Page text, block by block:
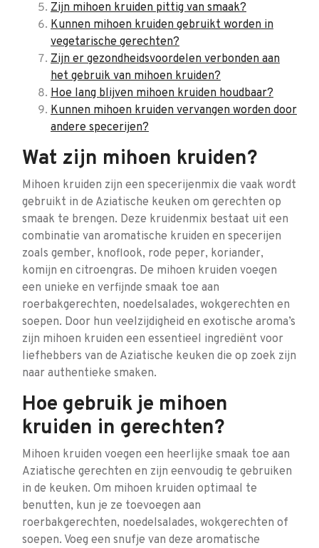
Zijn mihoen kruiden pittig van smaak?
Kunnen mihoen kruiden gebruikt worden in
vegetarische gerechten?
Zijn er gezondheidsvoordelen verbonden aan
het gebruik van mihoen kruiden?
Hoe lang blijven mihoen kruiden houdbaar?
Kunnen mihoen kruiden vervangen worden door
andere specerijen?
Wat zijn mihoen kruiden?
Mihoen kruiden zijn een specerijenmix die vaak wordt
gebruikt in de Aziatische keuken om gerechten op
smaak te brengen. Deze kruidenmix bestaat uit een
combinatie van aromatische kruiden en specerijen
zoals gember, knoflook, rode peper, koriander,
komijn en citroengras. De mihoen kruiden voegen
een unieke en verfijnde smaak toe aan
roerbakgerechten, noedelsalades, wokgerechten en
soepen. Door hun veelzijdigheid en exotische aroma’s
zijn mihoen kruiden een essentieel ingrediënt voor
liefhebbers van de Aziatische keuken die op zoek zijn
naar authentieke smaken.
Hoe gebruik je mihoen
kruiden in gerechten?
Mihoen kruiden voegen een heerlijke smaak toe aan
Aziatische gerechten en zijn eenvoudig te gebruiken
in de keuken. Om mihoen kruiden optimaal te
benutten, kun je ze toevoegen aan
roerbakgerechten, noedelsalades, wokgerechten of
soepen. Voeg een snufje van deze aromatische